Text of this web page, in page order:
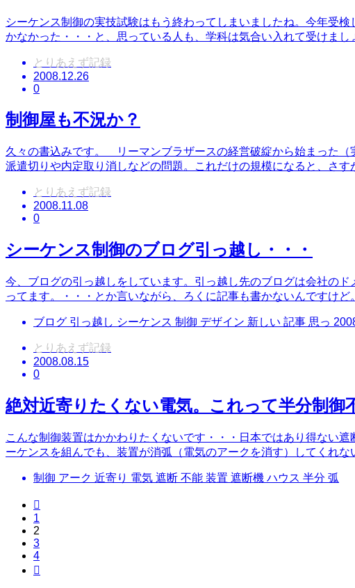
シーケンス制御の実技試験はもう終わってしまいましたね。今年受
かなかった・・・と、思っている人も、学科は気合い入れて受けま
とりあえず記録
2008.12.26
0
制御屋も不況か？
久々の書込みです。 リーマンブラザースの経営破綻から始まった
派遣切りや内定取り消しなどの問題。これだけの規模になると、さ
とりあえず記録
2008.11.08
0
シーケンス制御のブログ引っ越し・・・
今、ブログの引っ越しをしています。引っ越し先のブログは会社の
ってます。・・・とか言いながら、ろくに記事も書かないんですけ
ブログ 引っ越し シーケンス 制御 デザイン 新しい 記事 思っ
とりあえず記録
2008.08.15
0
絶対近寄りたくない電気。これって半分制御
こんな制御装置はかかわりたくないです・・・日本ではあり得ない
ーケンスを組んでも、装置が消弧（電気のアークを消す）してくれな
制御 アーク 近寄り 電気 遮断 不能 装置 遮断機 ハウス 半分 弧

1
2
3
4
